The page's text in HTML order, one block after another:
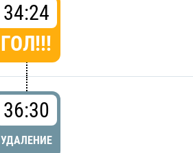
34:24
ГОЛ!!!
36:30
УДАЛЕНИЕ